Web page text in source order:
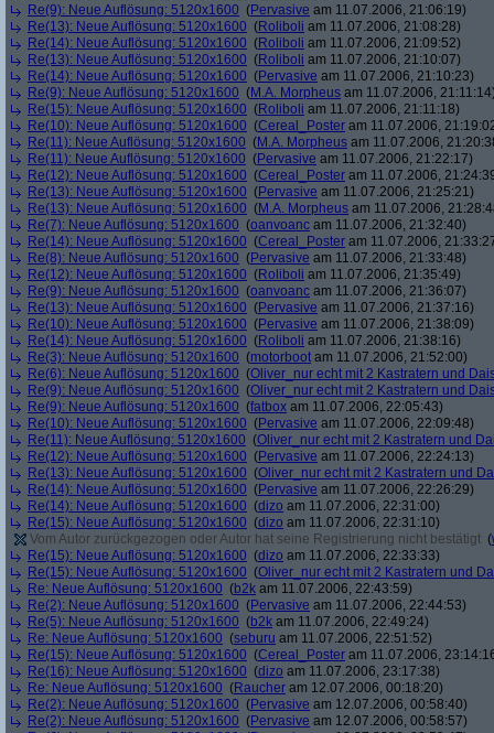
Re(9): Neue Auflösung: 5120x1600 (Pervasive am 11.07.2006, 21:06:19)
Re(13): Neue Auflösung: 5120x1600 (Roliboli am 11.07.2006, 21:08:28)
Re(14): Neue Auflösung: 5120x1600 (Roliboli am 11.07.2006, 21:09:52)
Re(13): Neue Auflösung: 5120x1600 (Roliboli am 11.07.2006, 21:10:07)
Re(14): Neue Auflösung: 5120x1600 (Pervasive am 11.07.2006, 21:10:23)
Re(9): Neue Auflösung: 5120x1600 (M.A. Morpheus am 11.07.2006,
Re(15): Neue Auflösung: 5120x1600 (Roliboli am 11.07.2006, 21:11:18)
Re(10): Neue Auflösung: 5120x1600 (Cereal_Poster am 11.07.2006,
Re(11): Neue Auflösung: 5120x1600 (M.A. Morpheus am 11.07.2006,
Re(11): Neue Auflösung: 5120x1600 (Pervasive am 11.07.2006, 21:22:17)
Re(12): Neue Auflösung: 5120x1600 (Cereal_Poster am 11.07.2006,
Re(13): Neue Auflösung: 5120x1600 (Pervasive am 11.07.2006, 21:25:21)
Re(13): Neue Auflösung: 5120x1600 (M.A. Morpheus am 11.07.2006,
Re(7): Neue Auflösung: 5120x1600 (oanvoanc am 11.07.2006, 21:32:40)
Re(14): Neue Auflösung: 5120x1600 (Cereal_Poster am 11.07.2006,
Re(8): Neue Auflösung: 5120x1600 (Pervasive am 11.07.2006, 21:33:48)
Re(12): Neue Auflösung: 5120x1600 (Roliboli am 11.07.2006, 21:35:49)
Re(9): Neue Auflösung: 5120x1600 (oanvoanc am 11.07.2006, 21:36:07)
Re(13): Neue Auflösung: 5120x1600 (Pervasive am 11.07.2006, 21:37:16)
Re(10): Neue Auflösung: 5120x1600 (Pervasive am 11.07.2006, 21:38:09)
Re(14): Neue Auflösung: 5120x1600 (Roliboli am 11.07.2006, 21:38:16)
Re(3): Neue Auflösung: 5120x1600 (motorboot am 11.07.2006, 21:52:00)
Re(6): Neue Auflösung: 5120x1600 (Oliver_nur echt mit 2 Kastratern und
Re(9): Neue Auflösung: 5120x1600 (Oliver_nur echt mit 2 Kastratern und
Re(9): Neue Auflösung: 5120x1600 (fatbox am 11.07.2006, 22:05:43)
Re(10): Neue Auflösung: 5120x1600 (Pervasive am 11.07.2006, 22:09:48)
Re(11): Neue Auflösung: 5120x1600 (Oliver_nur echt mit 2 Kastratern und
Re(12): Neue Auflösung: 5120x1600 (Pervasive am 11.07.2006, 22:24:13)
Re(13): Neue Auflösung: 5120x1600 (Oliver_nur echt mit 2 Kastratern und
Re(14): Neue Auflösung: 5120x1600 (Pervasive am 11.07.2006, 22:26:29)
Re(14): Neue Auflösung: 5120x1600 (dizo am 11.07.2006, 22:31:00)
Re(15): Neue Auflösung: 5120x1600 (dizo am 11.07.2006, 22:31:10)
Vom Autor zurückgezogen oder Autor hat seine Registrierung nicht bestätigt (
Re(15): Neue Auflösung: 5120x1600 (dizo am 11.07.2006, 22:33:33)
Re(15): Neue Auflösung: 5120x1600 (Oliver_nur echt mit 2 Kastratern und
Re: Neue Auflösung: 5120x1600 (b2k am 11.07.2006, 22:43:59)
Re(2): Neue Auflösung: 5120x1600 (Pervasive am 11.07.2006, 22:44:53)
Re(5): Neue Auflösung: 5120x1600 (b2k am 11.07.2006, 22:49:24)
Re: Neue Auflösung: 5120x1600 (seburu am 11.07.2006, 22:51:52)
Re(15): Neue Auflösung: 5120x1600 (Cereal_Poster am 11.07.2006,
Re(16): Neue Auflösung: 5120x1600 (dizo am 11.07.2006, 23:17:38)
Re: Neue Auflösung: 5120x1600 (Raucher am 12.07.2006, 00:18:20)
Re(2): Neue Auflösung: 5120x1600 (Pervasive am 12.07.2006, 00:58:40)
Re(2): Neue Auflösung: 5120x1600 (Pervasive am 12.07.2006, 00:58:57)